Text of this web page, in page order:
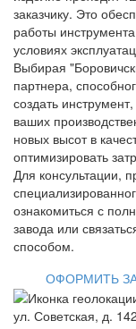
заказчику. Это
работы
условиях
Выбирая
партнера,
создать
ваших
новых высот в
оптимизировать
Для консультации,
ознакомиться с
завода или
способом.
ОФОРМИТЬ
ул. Советская, д. 142